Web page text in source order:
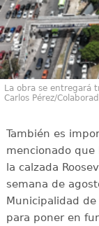
La obra se entregará
Carlos Pérez/
También es
mencionado
la calzada
semana de
Municipalidad
para poner en